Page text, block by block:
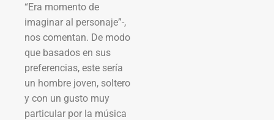
“Era momento de
imaginar al personaje”-,
nos comentan. De modo
que basados en sus
preferencias, este sería
un hombre joven, soltero
y con un gusto muy
particular por la música